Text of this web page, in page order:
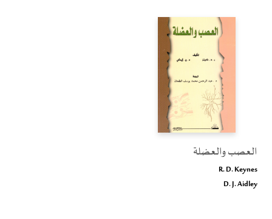
العصب والعضلة
R. D. Keynes
D. J. Aidley